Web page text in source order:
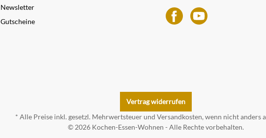
Newsletter
Gutscheine
Vertrag widerrufen
* Alle Preise inkl. gesetzl. Mehrwertsteuer und Versandkosten, wenn nicht anders
© 2026 Kochen-Essen-Wohnen - Alle Rechte vorbehalten.